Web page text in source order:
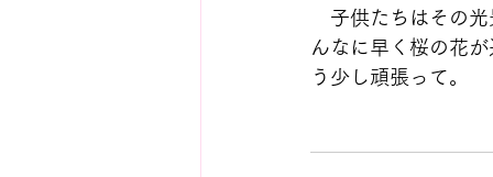
子供たちはその光
んなに早く桜の花
う少し頑張って。